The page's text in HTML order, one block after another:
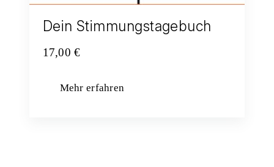
Dein Stimmungstagebuch
17,00€
Mehr erfahren